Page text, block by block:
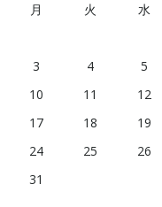
月
火 水
3
4 5
10
11 12
17
18 19
24
25 26
31